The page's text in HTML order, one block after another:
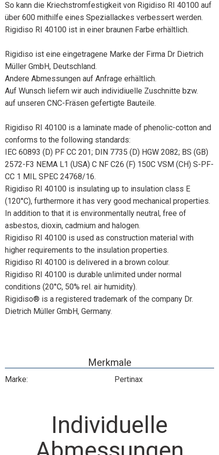
So kann die Kriechstromfestigkeit von Rigidiso RI 40100 auf
über 600 mithilfe eines Speziallackes verbessert werden.
Rigidiso RI 40100 ist in einer braunen Farbe erhältlich.
Rigidiso ist eine eingetragene Marke der Firma Dr Dietrich
Müller GmbH, Deutschland.
Andere Abmessungen auf Anfrage erhältlich.
Auf Wunsch liefern wir auch individiuelle Zuschnitte bzw.
auf unseren CNC-Fräsen gefertigte Bauteile.
Rigidiso RI 40100 is a laminate made of phenolic-cotton and
conforms to the following standards:
IEC 60893 (D) PF CC 201; DIN 7735 (D) HGW 2082; BS (GB)
2572-F3 NEMA L1 (USA) C NF C26 (F) 150C VSM (CH) S-PF-
CC 1 MIL SPEC 24768/16.
Rigidiso RI 40100 is insulating up to insulation class E
(120°C), furthermore it has very good mechanical properties.
In addition to that it is environmentally neutral, free of
asbestos, dioxin, cadmium and halogen.
Rigidiso RI 40100 is used as construction material with
higher requirements to the insulation properties.
Rigidiso RI 40100 is delivered in a brown colour.
Rigidiso RI 40100 is durable unlimited under normal
conditions (20°C, 50% rel. air humidity).
Rigidiso® is a registered trademark of the company Dr.
Dietrich Müller GmbH, Germany.
Merkmale
Marke: Pertinax
Individuelle